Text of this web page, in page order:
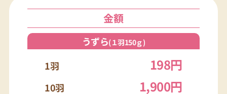
金額
うずら(１羽150ｇ)
1羽 198円
10羽 1,900円